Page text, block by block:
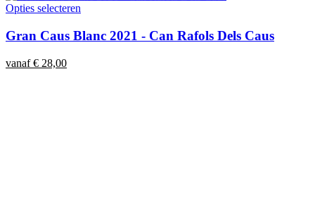
Opties selecteren
Gran Caus Blanc 2021 - Can Rafols Dels Caus
vanaf€ 28,00